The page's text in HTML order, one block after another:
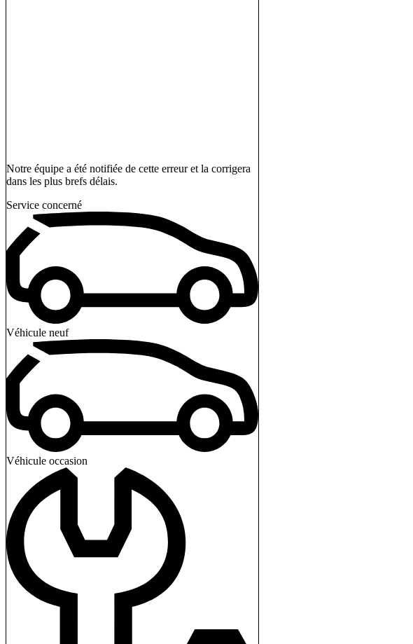
Notre équipe a été notifiée de cette erreur et la corrigera
dans les plus brefs délais.
Service concerné
Véhicule neuf
Véhicule occasion